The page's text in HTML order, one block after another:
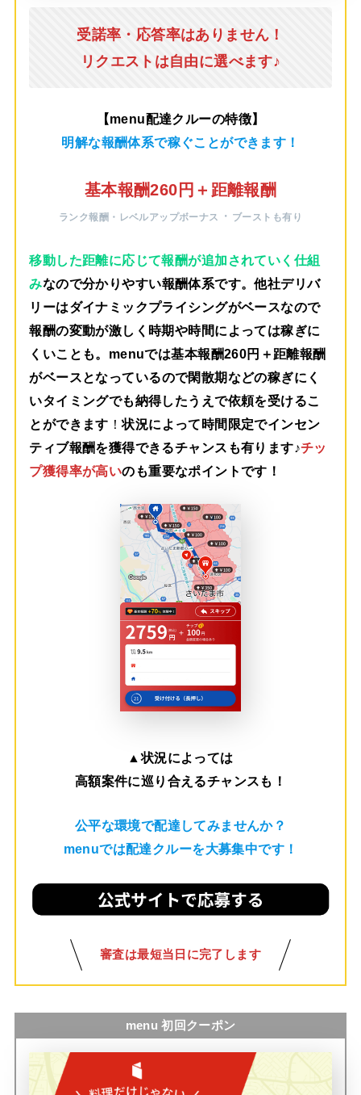
受諾率・応答率はありません！
リクエストは自由に選べます♪
【menu配達クルーの特徴】
明解な報酬体系で稼ぐことができます！
基本報酬260円＋距離報酬
ランク報酬・レベルアップボーナス ・ ブーストも有り
移動した距離に応じて報酬が追加されていく仕組
みなので分かりやすい報酬体系です。他社デリバ
リーはダイナミックプライシングがベースなので
報酬の変動が激しく時期や時間によっては稼ぎに
くいことも。menuでは基本報酬260円＋距離報酬
がベースとなっているので閑散期などの稼ぎにく
いタイミングでも納得したうえで依頼を受けるこ
とができます ！状況によって時間限定でインセン
ティブ報酬を獲得できるチャンスも有ります♪チッ
プ獲得率が高いのも重要なポイントです！
▲状況によっては
高額案件に巡り合えるチャンスも！
公平な環境で配達してみませんか？
menuでは配達クルーを大募集中です！
審査は最短当日に完了します
menu 初回クーポン